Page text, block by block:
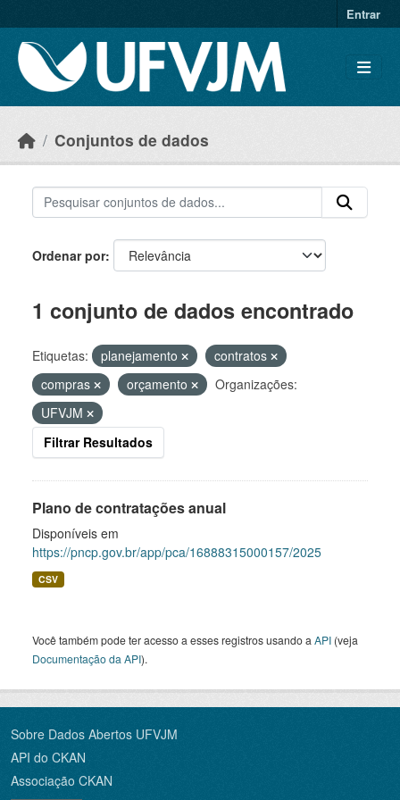
Entrar
Conjuntos de dados
Ordenar por
1 conjunto de dados encontrado
Etiquetas: planejamento
contratos
compras
orçamento
Organizações:
UFVJM
Filtrar Resultados
Plano de contratações anual
Disponíveis em
https://pncp.gov.br/app/pca/16888315000157/2025
CSV
Você também pode ter acesso a esses registros usando a API (veja
Documentação da API).
Sobre Dados Abertos UFVJM
API do CKAN
Associação CKAN